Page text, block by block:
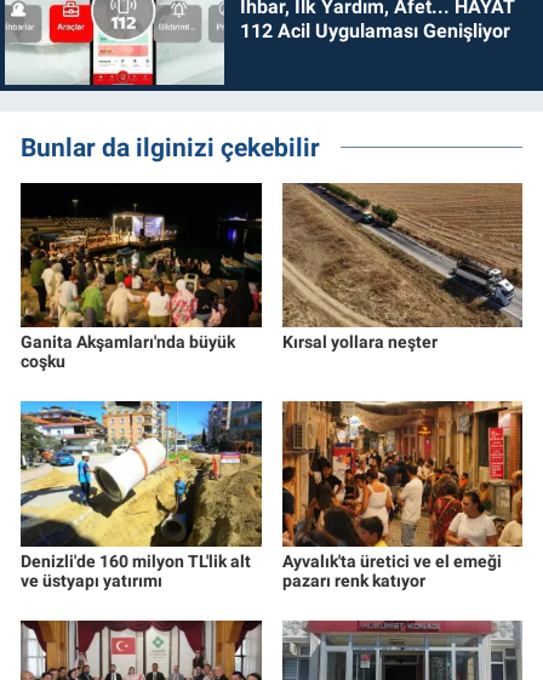
İhbar, İlk Yardım, Afet... HAYAT
112 Acil Uygulaması Genişliyor
Bunlar da ilginizi çekebilir
Ganita Akşamları'nda büyük
coşku
Kırsal yollara neşter
Denizli'de 160 milyon TL'lik alt
ve üstyapı yatırımı
Ayvalık'ta üretici ve el emeği
pazarı renk katıyor